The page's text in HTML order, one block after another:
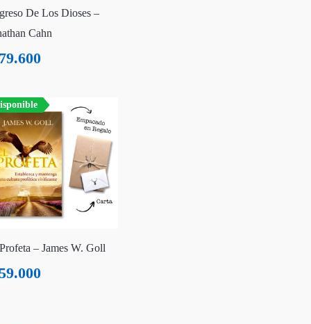
De Los Dioses –
Cahn
79.600
– James W. Goll